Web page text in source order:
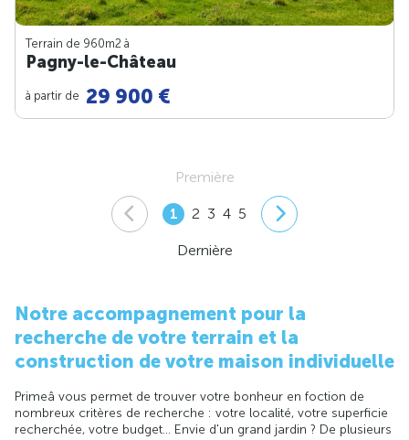
Terrain de 960m2 à
Pagny-le-Château
à partir de 29 900 €
Première
1 2 3 4 5
Dernière
Notre accompagnement pour la
recherche de votre terrain et la
construction de votre maison individuelle
Primeâ vous permet de trouver votre bonheur en foction de
nombreux critères de recherche : votre localité, votre superficie
recherchée, votre budget... Envie d'un grand jardin ? De plusieurs